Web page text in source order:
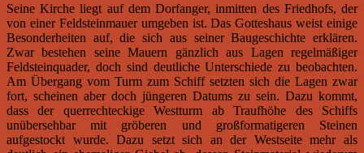
Seine Kirche liegt auf dem Dorfanger, inmitten des Friedhofs, der
von einer Feldsteinmauer umgeben ist. Das Gotteshaus weist einige
Besonderheiten auf, die sich aus seiner Baugeschichte erklären.
Zwar bestehen seine Mauern gänzlich aus Lagen regelmäßiger
Feldsteinquader, doch sind deutliche Unterschiede zu beobachten.
Am Übergang vom Turm zum Schiff setzten sich die Lagen zwar
fort, scheinen aber doch jüngeren Datums zu sein. Dazu kommt,
dass der querrechteckige Westturm ab Traufhöhe des Schiffs
unübersehbar mit gröberen und großformatigeren Steinen
aufgestockt wurde. Dazu setzt sich an der Westseite mehr als